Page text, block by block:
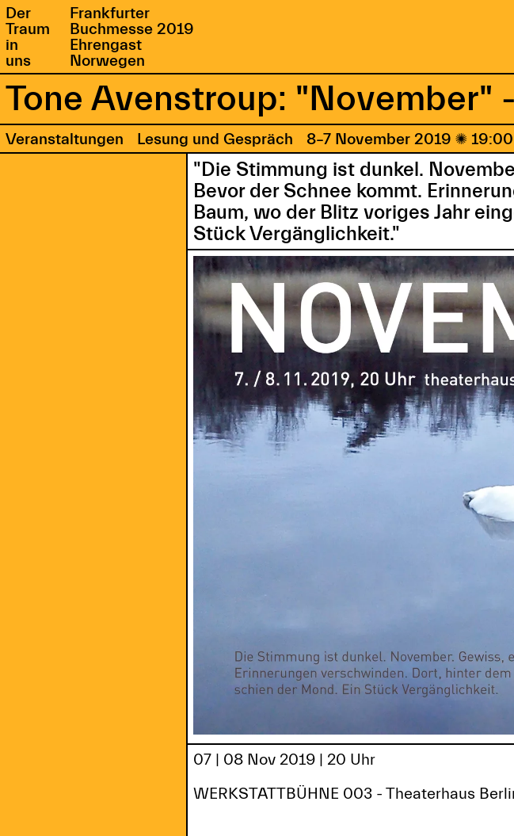
Der
Traum
in
uns
Frankfurter
Buchmesse 2019
Ehrengast
Norwegen
Tone Avenstroup: "November"
Veranstaltungen Lesung und Gespräch 8–7 November 2019 
"Die Stimmung ist dunkel.
Bevor der Schnee kommt.
Baum, wo der Blitz voriges Jahr
Stück Vergänglichkeit."
07 | 08 Nov 2019 | 20 Uhr
WERKSTATTBÜHNE 003 - Theaterhaus